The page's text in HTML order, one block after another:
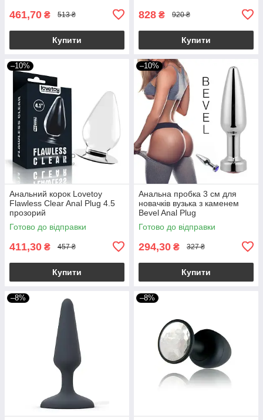
461,70 ₴ 513 ₴
Купити
828 ₴ 920 ₴
Купити
–10%
Анальний корок Lovetoy
Flawless Clear Anal Plug 4.5
прозорий
Готово до відправки
411,30 ₴ 457 ₴
Купити
–10%
Анальна пробка 3 см для
новачків вузька з каменем
Bevel Anal Plug
Готово до відправки
294,30 ₴ 327 ₴
Купити
–8% –8%